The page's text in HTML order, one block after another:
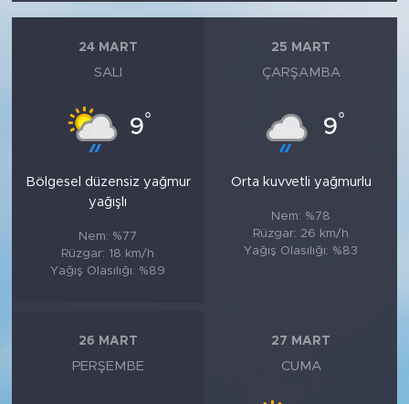
24 MART
SALI
9°
Bölgesel düzensiz yağmur
yağışlı
Nem: %77
Rüzgar: 18 km/h
Yağış Olasılığı: %89
25 MART
ÇARŞAMBA
9°
Orta kuvvetli yağmurlu
Nem: %78
Rüzgar: 26 km/h
Yağış Olasılığı: %83
26 MART
PERŞEMBE
27 MART
CUMA